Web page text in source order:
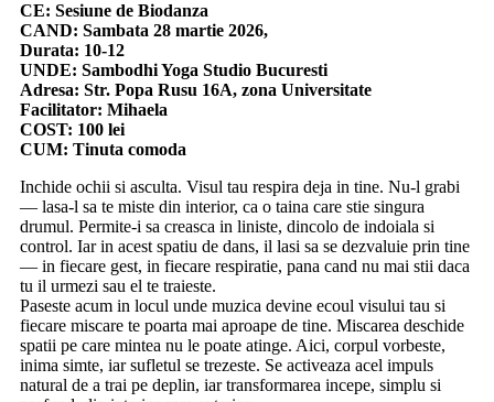
CE: Sesiune de Biodanza
CAND: Sambata 28 martie 2026,
Durata: 10-12
UNDE: Sambodhi Yoga Studio Bucuresti
Adresa: Str. Popa Rusu 16A, zona Universitate
Facilitator: Mihaela
COST: 100 lei
CUM: Tinuta comoda
Inchide ochii si asculta. Visul tau respira deja in tine. Nu-l grabi
— lasa-l sa te miste din interior, ca o taina care stie singura
drumul. Permite-i sa creasca in liniste, dincolo de indoiala si
control. Iar in acest spatiu de dans, il lasi sa se dezvaluie prin tine
— in fiecare gest, in fiecare respiratie, pana cand nu mai stii daca
tu il urmezi sau el te traieste.
Paseste acum in locul unde muzica devine ecoul visului tau si
fiecare miscare te poarta mai aproape de tine. Miscarea deschide
spatii pe care mintea nu le poate atinge. Aici, corpul vorbeste,
inima simte, iar sufletul se trezeste. Se activeaza acel impuls
natural de a trai pe deplin, iar transformarea incepe, simplu si